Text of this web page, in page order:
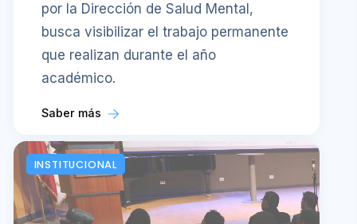
por la Dirección de Salud Mental,
busca visibilizar el trabajo permanente
que realizan durante el año
académico.
Saber más
INSTITUCIONAL